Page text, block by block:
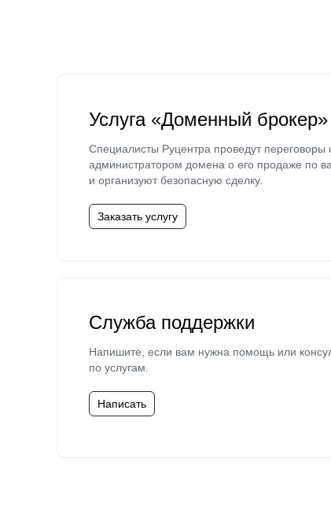
Услуга «Доменный брокер»
Специалисты Руцентра проведут переговоры
администратором домена о его продаже по
и организуют безопасную сделку.
Заказать услугу
Служба поддержки
Напишите, если вам нужна помощь или
по услугам.
Написать